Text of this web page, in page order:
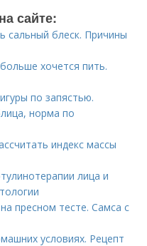
сайте:
сальный блеск. Причины
хочется пить.
по запястью.
норма по
индекс массы
лица и
пресном тесте. Самса с
условиях. Рецепт